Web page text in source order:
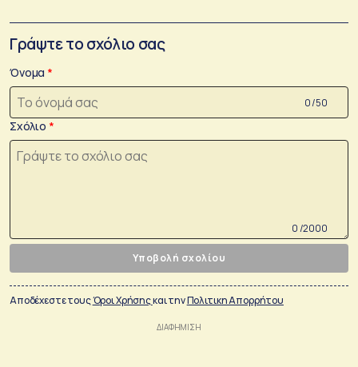
Γράψτε το σχόλιο σας
Όνομα
0 /50
Σχόλιο
0 /2000
Υποβολή σχολίου
Αποδέχεστε τουςΌροι Χρήσηςκαι τηνΠολιτικη Απορρήτου